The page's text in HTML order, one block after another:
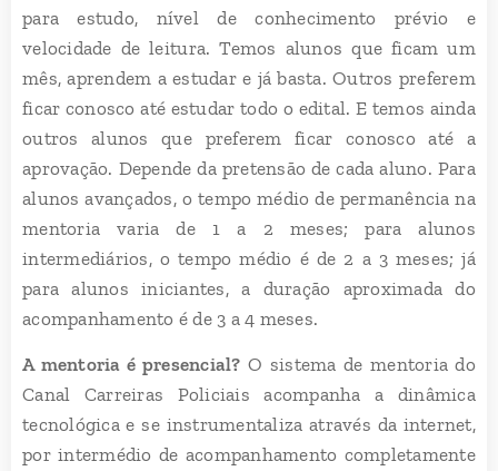
para estudo, nível de conhecimento prévio e
velocidade de leitura. Temos alunos que ficam um
mês, aprendem a estudar e já basta. Outros preferem
ficar conosco até estudar todo o edital. E temos ainda
outros alunos que preferem ficar conosco até a
aprovação. Depende da pretensão de cada aluno. Para
alunos avançados, o tempo médio de permanência na
mentoria varia de 1 a 2 meses; para alunos
intermediários, o tempo médio é de 2 a 3 meses; já
para alunos iniciantes, a duração aproximada do
acompanhamento é de 3 a 4 meses.
A mentoria é presencial? O sistema de mentoria do
Canal Carreiras Policiais acompanha a dinâmica
tecnológica e se instrumentaliza através da internet,
por intermédio de acompanhamento completamente